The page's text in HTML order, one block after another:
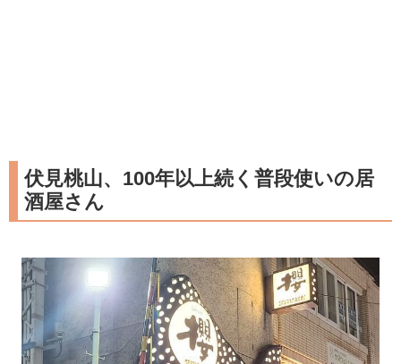
伏見桃山、100年以上続く普段使いの居
酒屋さん